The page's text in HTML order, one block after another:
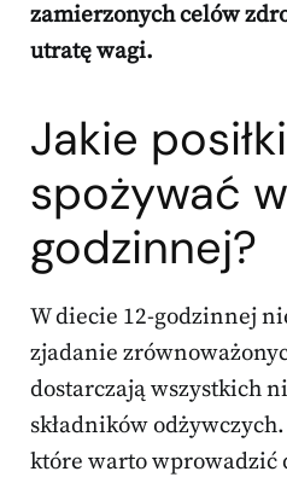
zamierzonych celów
utratę wagi.
Jakie
spożywać
godzinnej?
W diecie 12-godzinnej
zjadanie
dostarczają wszystkich
składników
które warto wprowadzić